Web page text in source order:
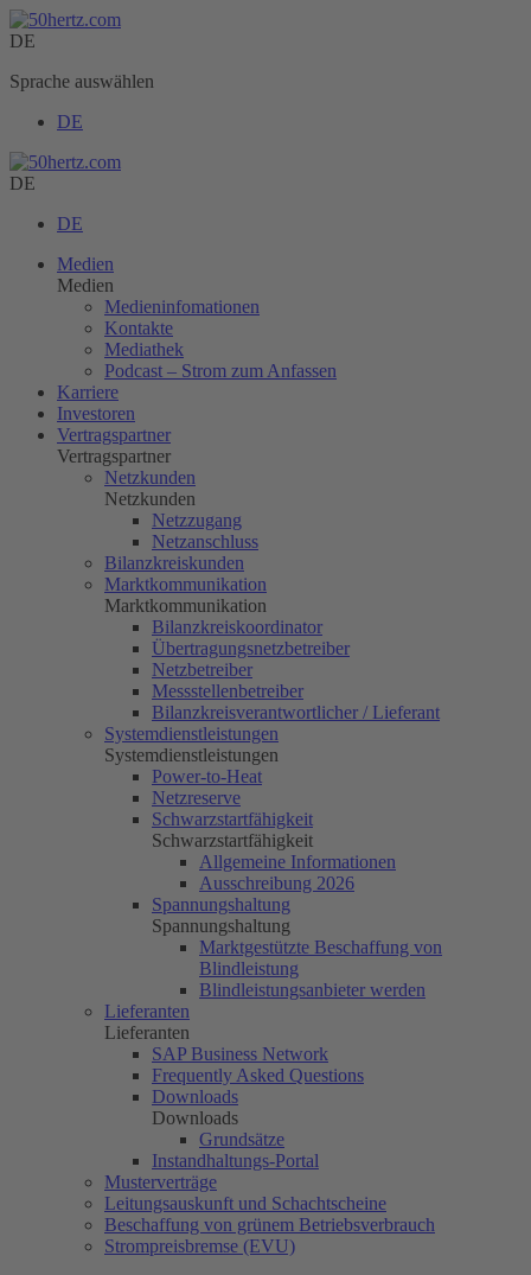
DE
Sprache auswählen
DE
DE
DE
Medien
Medien
Medieninfomationen
Kontakte
Mediathek
Podcast – Strom zum Anfassen
Karriere
Investoren
Vertragspartner
Vertragspartner
Netzkunden
Netzkunden
Netzzugang
Netzanschluss
Bilanzkreiskunden
Marktkommunikation
Marktkommunikation
Bilanzkreiskoordinator
Übertragungsnetzbetreiber
Netzbetreiber
Messstellenbetreiber
Bilanzkreisverantwortlicher / Lieferant
Systemdienstleistungen
Systemdienstleistungen
Power-to-Heat
Netzreserve
Schwarzstartfähigkeit
Schwarzstartfähigkeit
Allgemeine Informationen
Ausschreibung 2026
Spannungshaltung
Spannungshaltung
Marktgestützte Beschaffung von
Blindleistung
Blindleistungsanbieter werden
Lieferanten
Lieferanten
SAP Business Network
Frequently Asked Questions
Downloads
Downloads
Grundsätze
Instandhaltungs-Portal
Musterverträge
Leitungsauskunft und Schachtscheine
Beschaffung von grünem Betriebsverbrauch
Strompreisbremse (EVU)